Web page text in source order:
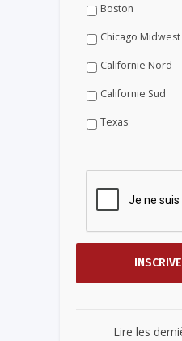
Boston
Chicago Midwest
Californie Nord
Californie Sud
Texas
Lire les